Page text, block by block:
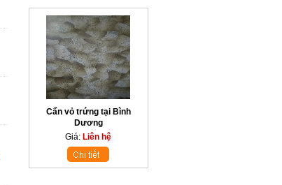
Cẩn vỏ trứng tại Bình
Dương
Giá: Liên hệ